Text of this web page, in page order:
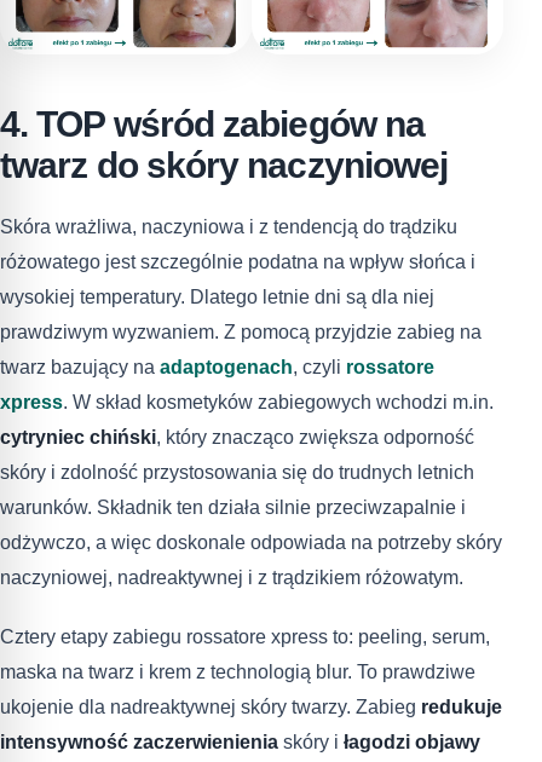
4. TOP wśród zabiegów na
twarz do skóry naczyniowej
Skóra wrażliwa, naczyniowa i z tendencją do trądziku
różowatego jest szczególnie podatna na wpływ słońca i
wysokiej temperatury. Dlatego letnie dni są dla niej
prawdziwym wyzwaniem. Z pomocą przyjdzie zabieg na
twarz bazujący na adaptogenach, czyli rossatore
xpress. W skład kosmetyków zabiegowych wchodzi m.in.
cytryniec chiński, który znacząco zwiększa odporność
skóry i zdolność przystosowania się do trudnych letnich
warunków. Składnik ten działa silnie przeciwzapalnie i
odżywczo, a więc doskonale odpowiada na potrzeby skóry
naczyniowej, nadreaktywnej i z trądzikiem różowatym.
Cztery etapy zabiegu rossatore xpress to: peeling, serum,
maska na twarz i krem z technologią blur. To prawdziwe
ukojenie dla nadreaktywnej skóry twarzy. Zabieg redukuje
intensywność zaczerwienienia skóry i łagodzi objawy